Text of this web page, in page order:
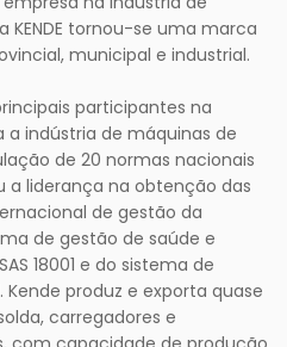
KENDE tornou-se uma marca
municipal e industrial.
participantes na
indústria de máquinas de
de 20 normas nacionais
a liderança na obtenção das
de gestão da
de gestão de saúde e
18001 e do sistema de
Kende produz e exporta quase
carregadores e